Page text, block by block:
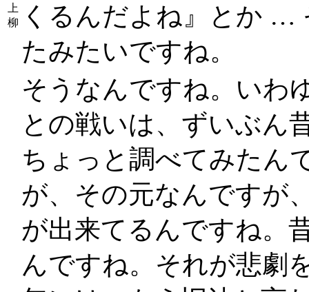
上
柳
くるんだよね』とか …
たみたいですね。
そうなんですね。いわ
との戦いは、ずいぶん
ちょっと調べてみたん
が、その元なんですが
が出来てるんですね。
んですね。それが悲劇